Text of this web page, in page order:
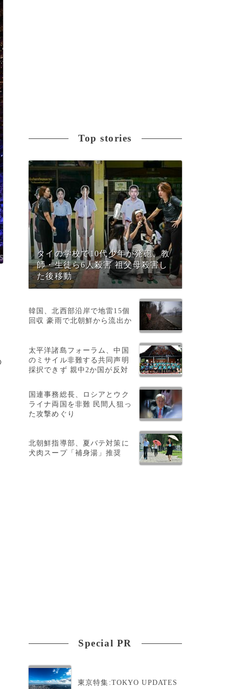
Top stories
タイの学校で10代少年が発砲、教
師・生徒ら6人殺害 祖父母殺害し
た後移動
韓国、北西部沿岸で地雷15個
回収 豪雨で北朝鮮から流出か
太平洋諸島フォーラム、中国
のミサイル非難する共同声明
採択できず 親中2か国が反対
国連事務総長、ロシアとウク
ライナ両国を非難 民間人狙っ
た攻撃めぐり
北朝鮮指導部、夏バテ対策に
犬肉スープ「補身湯」推奨
Special PR
東京特集:TOKYO UPDATES